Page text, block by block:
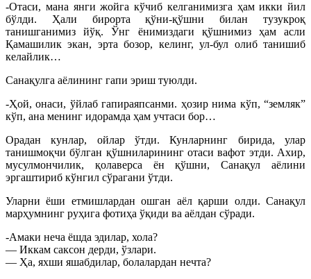
-Отаси, мана янги жойга кўчиб келганимизга ҳам икки йил
бўлди. Ҳали бирорта қўни-қўшни билан тузукроқ
танишганимиз йўқ. Ўнг ёнимиздаги қўшнимиз ҳам асли
Қамашилик экан, эрта бозор, келинг, ул-бул олиб танишиб
келайлик…
Санақулга аёлининг гапи эриш туюлди.
-Ҳой, онаси, ўйлаб гапираяпсанми. ҳозир нима кўп, “земляк”
кўп, ана менинг идорамда ҳам учтаси бор…
Орадан кунлар, ойлар ўтди. Кунларнинг бирида, улар
танишмоқчи бўлган қўшниларининг отаси вафот этди. Ахир,
мусулмончилик, қолаверса ён қўшни, Санақул аёлини
эргаштириб кўнгил сўрагани ўтди.
Уларни ёши етмишлардан ошган аёл қарши олди. Санақул
марҳумнинг руҳига фотиҳа ўқиди ва аёлдан сўради.
-Амаки неча ёшда эдилар, хола?
— Иккам саксон дерди, ўзлари.
— Ҳа, яхши яшабдилар, болалардан нечта?